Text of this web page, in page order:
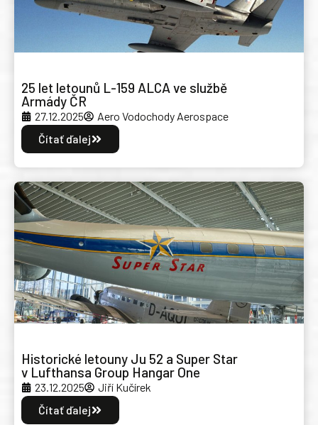
25 let letounů L-159 ALCA ve službě
Armády ČR
27.12.2025
Aero Vodochody Aerospace
Čítať ďalej
Historické letouny Ju 52 a Super Star
v Lufthansa Group Hangar One
23.12.2025
Jiří Kučírek
Čítať ďalej